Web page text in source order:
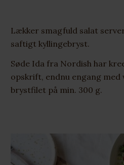
Lækker smagfuld salat
saftigt kyllingebryst.
Søde Ida fra Nordish har
opskrift, endnu engang
brystfilet på min. 300 g.